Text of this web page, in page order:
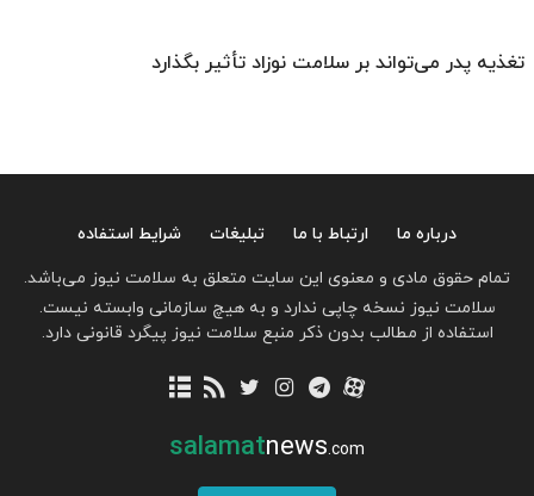
تغذیه پدر می‌تواند بر سلامت نوزاد تأثیر بگذارد
درباره ما ارتباط با ما تبلیغات
شرایط استفاده
تمام حقوق مادی و معنوی این سایت متعلق به سلامت نیوز می‌باشد.
سلامت نیوز نسخه چاپی ندارد و به هیچ سازمانی وابسته نیست.
استفاده از مطالب بدون ذکر منبع سلامت نیوز پیگرد قانونی دارد.
salamatnews.com